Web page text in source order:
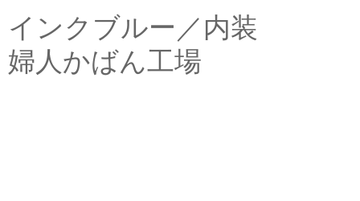
インクブルー／内装
婦人かばん工場